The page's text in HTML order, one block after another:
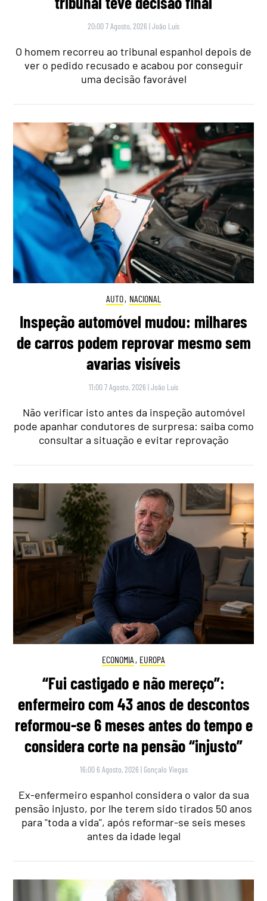
20:00 7 Agosto, 2026 |João Luís
O homem recorreu ao tribunal espanhol depois de
ver o pedido recusado e acabou por conseguir
uma decisão favorável
AUTO, NACIONAL
Inspeção automóvel mudou: milhares
de carros podem reprovar mesmo sem
avarias visíveis
11:00 7 Agosto, 2026 |João Luís
Não verificar isto antes da inspeção automóvel
pode apanhar condutores de surpresa: saiba como
consultar a situação e evitar reprovação
ECONOMIA , EUROPA
“Fui castigado e não mereço”:
enfermeiro com 43 anos de descontos
reformou-se 6 meses antes do tempo e
considera corte na pensão “injusto”
16:00 6 Agosto, 2026 | Gonçalo Viegas
Ex-enfermeiro espanhol considera o valor da sua
pensão injusto, por lhe terem sido tirados 50 anos
para "toda a vida", após reformar-se seis meses
antes da idade legal